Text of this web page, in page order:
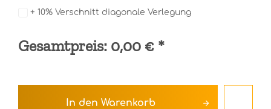
+ 10% Verschnitt diagonale Verlegung
Gesamtpreis: 0,00 € *
In den Warenkorb